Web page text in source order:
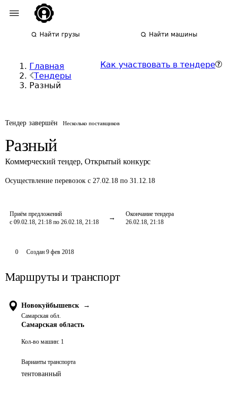
Найти грузы Найти машины
Главная
Тендеры
Разный
Как участвовать в тендере
Тендер завершён Несколько поставщиков
Разный
Коммерческий тендер, Открытый конкурс
Осуществление перевозок с 27.02.18 по 31.12.18
Приём предложений
с 09.02.18, 21:18 по 26.02.18, 21:18
Окончание тендера
26.02.18, 21:18
0 Создан 9 фев 2018
Маршруты и транспорт
Новокуйбышевск →
Самарская обл.
Самарская область
Кол-во машин: 1
Варианты транспорта
тентованный